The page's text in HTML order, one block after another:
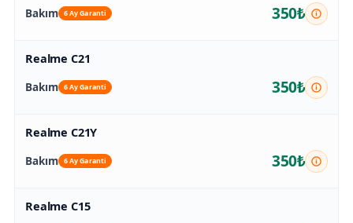
Bakım 6 Ay Garanti 350₺
Realme C21
Bakım 6 Ay Garanti 350₺
Realme C21Y
Bakım 6 Ay Garanti 350₺
Realme C15